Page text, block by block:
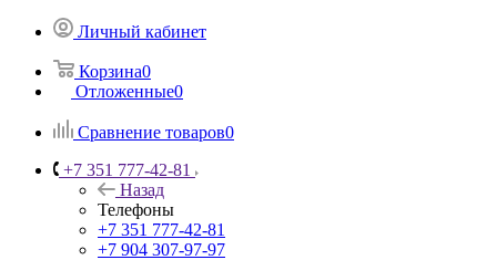
Личный кабинет
Корзина0
Отложенные0
Сравнение товаров0
+7 351 777-42-81
Назад
Телефоны
+7 351 777-42-81
+7 904 307-97-97